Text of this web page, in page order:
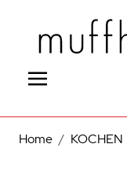
Home / KOCHEN